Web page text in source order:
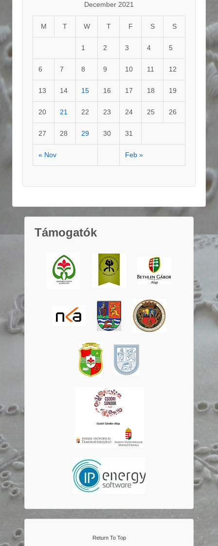
December 2021
M T W T F S S
« Nov Feb »
1 2 3 4 5
6 7 8 9 10 11 12
13 14 15 16 17 18 19
20 21 22 23 24 25 26
27 28 29 30 31
Támogatók
Return To Top